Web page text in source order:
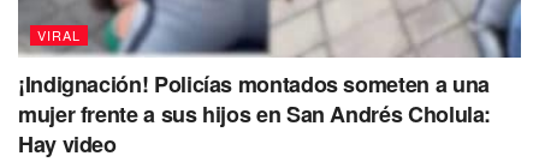
VIRAL
¡Indignación! Policías montados someten a una
mujer frente a sus hijos en San Andrés Cholula:
Hay video